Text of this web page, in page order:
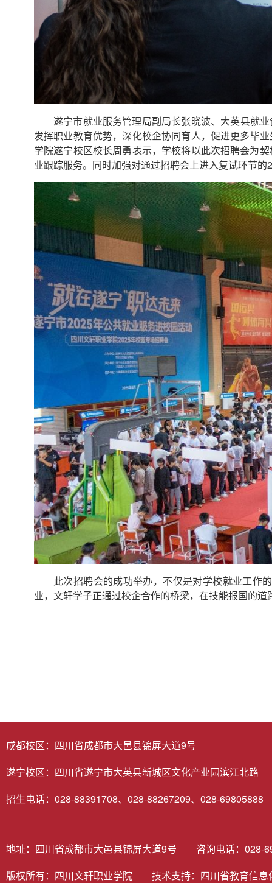
遂宁市就业服务管理局副局长张晓波、大英县就
发挥职业教育优势，深化校企协同育人，促进更多毕
学院遂宁校区校长周勇表示，学校将以此次招聘会为
业跟踪服务。同时加强对通过招聘会上进入复试环节
此次招聘会的成功举办，不仅是对学校就业工作
业，文轩学子正通过校企合作的桥梁，在技能报国的
成都校区：四川省成都市大邑县锦屏大道9号
遂宁校区：四川省遂宁市大英县新城区文化产业园滨江北路
招生电话：028-88391708、028-88267209、028-69805888
地址：四川省成都市大邑县锦屏大道9号 咨询电话：
版权所有：四川文轩职业学院 技术支持： 四川省教育信